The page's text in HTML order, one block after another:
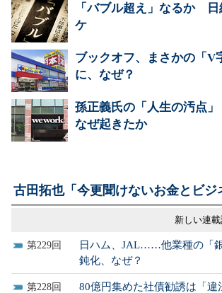
「バブル超え」なるか
ケ
ブックオフ、まさかの「
に、なぜ？
孫正義氏の「人生の汚点
なぜ起きたか
古田拓也「今更聞けないお金とビジ
新しい連
229
日ハム、JAL……他業種の「
鈍化、なぜ？
228
80億円集めた社債勧誘は「